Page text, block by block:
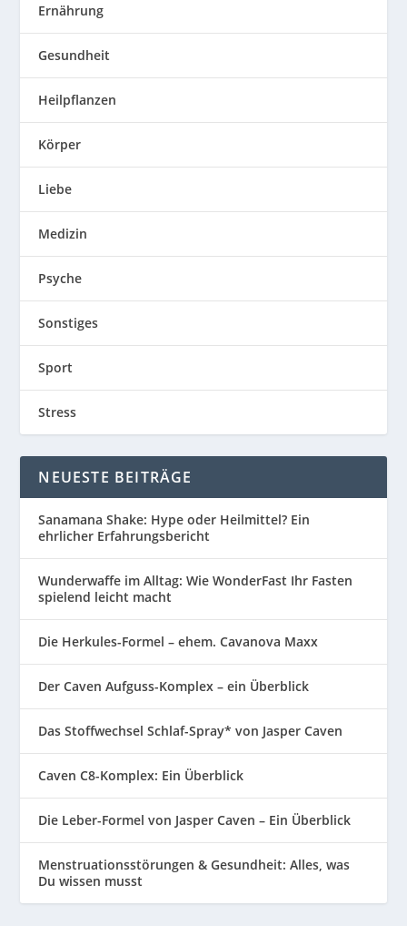
Ernährung
Gesundheit
Heilpflanzen
Körper
Liebe
Medizin
Psyche
Sonstiges
Sport
Stress
NEUESTE BEITRÄGE
Sanamana Shake: Hype oder Heilmittel? Ein
ehrlicher Erfahrungsbericht
Wunderwaffe im Alltag: Wie WonderFast Ihr Fasten
spielend leicht macht
Die Herkules-Formel – ehem. Cavanova Maxx
Der Caven Aufguss-Komplex – ein Überblick
Das Stoffwechsel Schlaf-Spray* von Jasper Caven
Caven C8-Komplex: Ein Überblick
Die Leber-Formel von Jasper Caven – Ein Überblick
Menstruationsstörungen & Gesundheit: Alles, was
Du wissen musst